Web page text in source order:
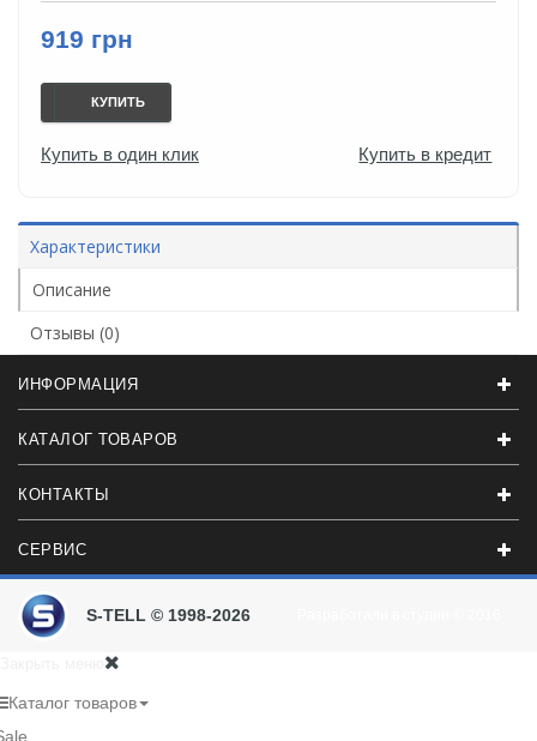
919 грн
КУПИТЬ
Купить в один клик Купить в кредит
Характеристики
Описание
Отзывы (0)
ИНФОРМАЦИЯ
КАТАЛОГ ТОВАРОВ
КОНТАКТЫ
СЕРВИС
S-TELL © 1998-2026
Каталог товаров